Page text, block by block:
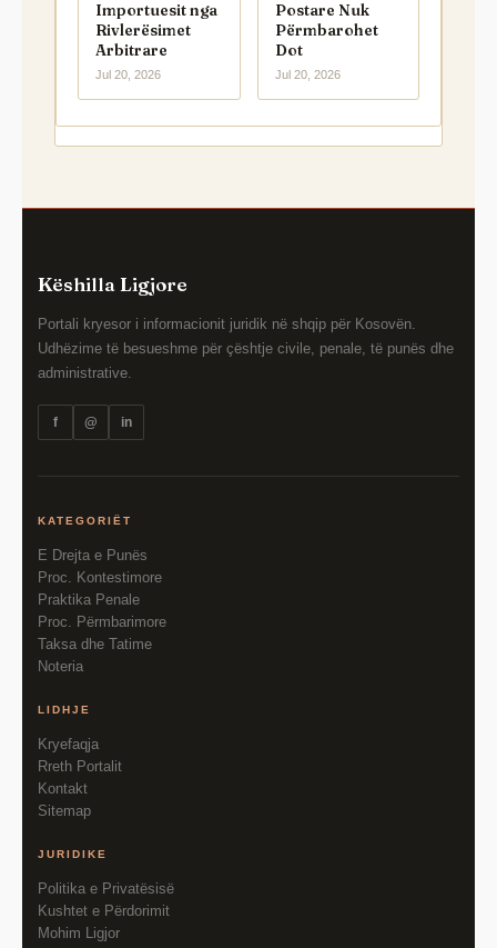
Importuesit nga
Rivlerësimet
Arbitrare
Jul 20, 2026
Postare Nuk
Përmbarohet
Dot
Jul 20, 2026
Këshilla Ligjore
Portali kryesor i informacionit juridik në shqip për Kosovën.
Udhëzime të besueshme për çështje civile, penale, të punës dhe
administrative.
f @ in
KATEGORIËT
E Drejta e Punës
Proc. Kontestimore
Praktika Penale
Proc. Përmbarimore
Taksa dhe Tatime
Noteria
LIDHJE
Kryefaqja
Rreth Portalit
Kontakt
Sitemap
JURIDIKE
Politika e Privatësisë
Kushtet e Përdorimit
Mohim Ligjor